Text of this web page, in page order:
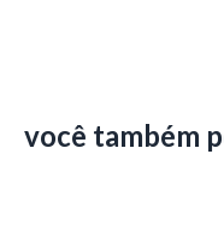
você também